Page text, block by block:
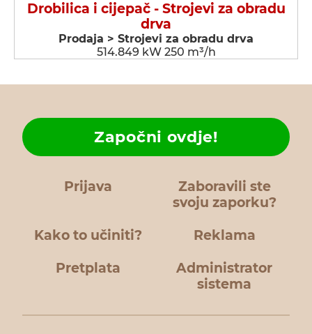
Drobilica i cijepač - Strojevi za obradu
drva
Prodaja > Strojevi za obradu drva
514.849 kW 250 m³/h
Prijava
Zaboravili ste
svoju zaporku?
Kako to učiniti?
Započni ovdje!
Reklama
Pretplata
Administrator
sistema